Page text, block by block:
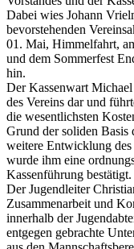
Dabei wies Johann
bevorstehenden
01. Mai, Himmelfahrt,
und dem Sommerfest
hin.
Der Kassenwart
des Vereins dar und
die wesentlichsten
Grund der soliden Basis
weitere Entwicklung des
wurde ihm eine
Kassenführung bestätigt.
Der Jugendleiter
Zusammenarbeit und
innerhalb der
entgegen gebrachte